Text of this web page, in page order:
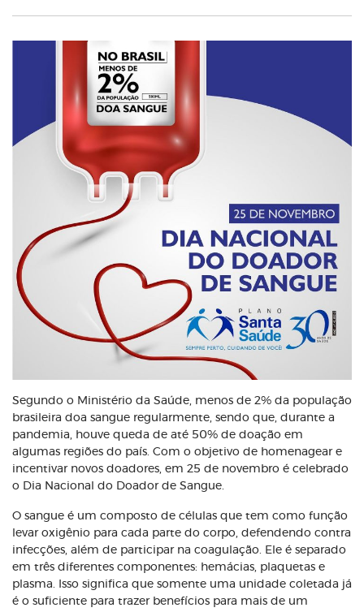
Segundo o Ministério da Saúde, menos de 2% da população
brasileira doa sangue regularmente, sendo que, durante a
pandemia, houve queda de até 50% de doação em
algumas regiões do país. Com o objetivo de homenagear e
incentivar novos doadores, em 25 de novembro é celebrado
o Dia Nacional do Doador de Sangue.
O sangue é um composto de células que tem como função
levar oxigênio para cada parte do corpo, defendendo contra
infecções, além de participar na coagulação. Ele é separado
em três diferentes componentes: hemácias, plaquetas e
plasma. Isso significa que somente uma unidade coletada já
é o suficiente para trazer benefícios para mais de um